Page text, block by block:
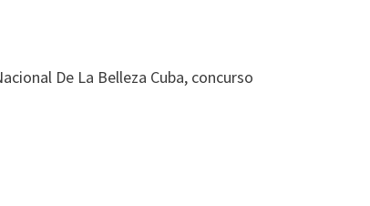
De La Belleza Cuba, concurso